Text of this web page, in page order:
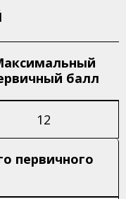
балл
12
первичного